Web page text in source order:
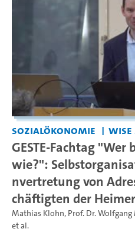
Sozialökonomie
GESTE-Fachtag
wie?":
nvertretung von
chäftigten der
Mathias Klohn, Prof. Dr. Wolfgang
et al.